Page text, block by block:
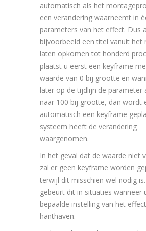
automatisch als het
een verandering waarneemt in
parameters van het effect. Dus
bijvoorbeeld een titel vanuit het
laten opkomen tot honderd
plaatst u eerst een keyframe
waarde van 0 bij grootte en
later op de tijdlijn de parameter
naar 100 bij grootte, dan wordt
automatisch een keyframe
systeem heeft de verandering
waargenomen.
In het geval dat de waarde niet
zal er geen keyframe worden
terwijl dit misschien wel nodig
gebeurt dit in situaties wanneer
bepaalde instelling van het
hanthaven.